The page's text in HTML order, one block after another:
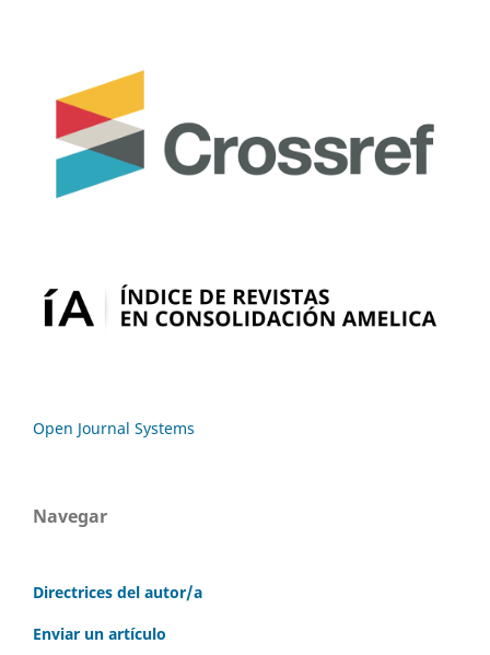
Open Journal Systems
Navegar
Directrices del autor/a
Enviar un artículo